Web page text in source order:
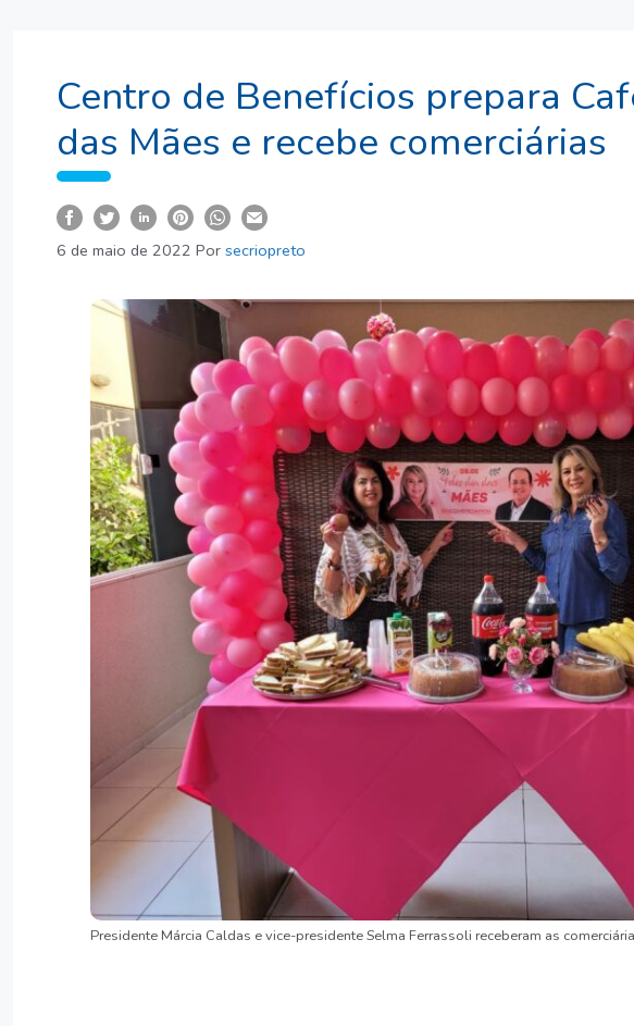
Centro de Benefícios prepara
das Mães e recebe comerciárias
6 de maio de 2022 Por secriopreto
Presidente Márcia Caldas e vice-presidente Selma Ferrassoli receberam as